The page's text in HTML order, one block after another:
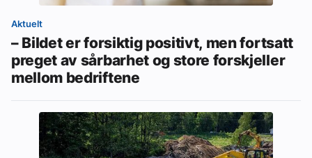
Aktuelt
– Bildet er forsiktig positivt, men fortsatt
preget av sårbarhet og store forskjeller
mellom bedriftene